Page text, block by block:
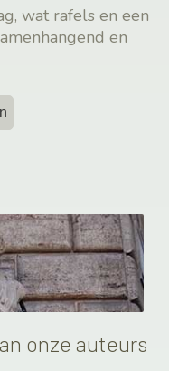
wat rafels en een
en
onze auteurs